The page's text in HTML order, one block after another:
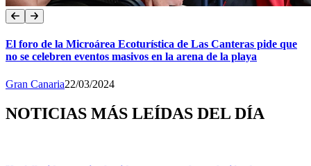
El foro de la Microárea Ecoturística de Las Canteras pide que
no se celebren eventos masivos en la arena de la playa
Gran Canaria22/03/2024
NOTICIAS MÁS LEÍDAS DEL DÍA